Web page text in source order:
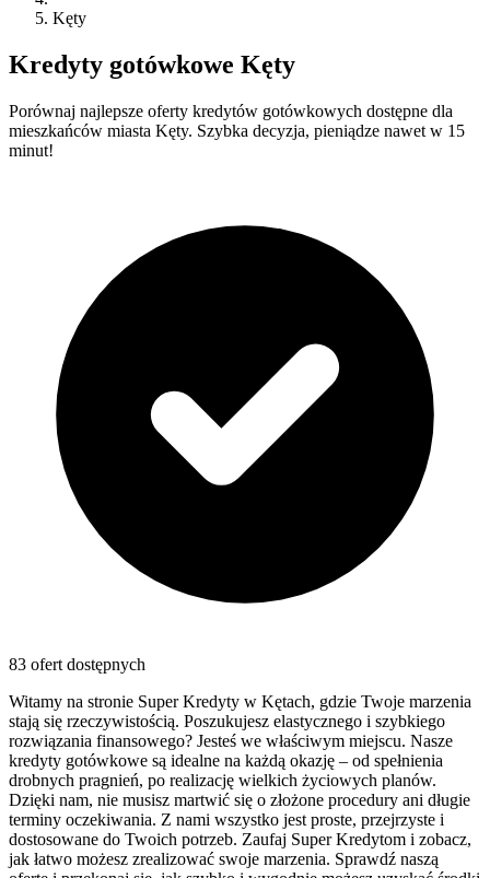
Kęty
Kredyty gotówkowe Kęty
Porównaj najlepsze oferty kredytów gotówkowych dostępne dla
mieszkańców miasta Kęty. Szybka decyzja, pieniądze nawet w 15
minut!
83 ofert dostępnych
Witamy na stronie Super Kredyty w Kętach, gdzie Twoje marzenia
stają się rzeczywistością. Poszukujesz elastycznego i szybkiego
rozwiązania finansowego? Jesteś we właściwym miejscu. Nasze
kredyty gotówkowe są idealne na każdą okazję – od spełnienia
drobnych pragnień, po realizację wielkich życiowych planów.
Dzięki nam, nie musisz martwić się o złożone procedury ani długie
terminy oczekiwania. Z nami wszystko jest proste, przejrzyste i
dostosowane do Twoich potrzeb. Zaufaj Super Kredytom i zobacz,
jak łatwo możesz zrealizować swoje marzenia. Sprawdź naszą